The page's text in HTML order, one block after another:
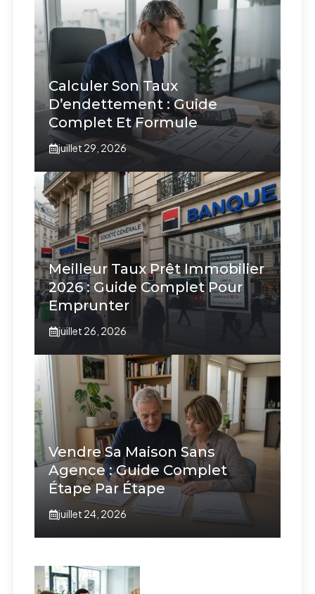
Calculer Son Taux
D’endettement : Guide
Complet Et Formule
juillet 29, 2026
Meilleur Taux Prêt Immobilier
2026 : Guide Complet Pour
Emprunter
juillet 26, 2026
Vendre Sa Maison Sans
Agence : Guide Complet
Étape Par Étape
juillet 24, 2026